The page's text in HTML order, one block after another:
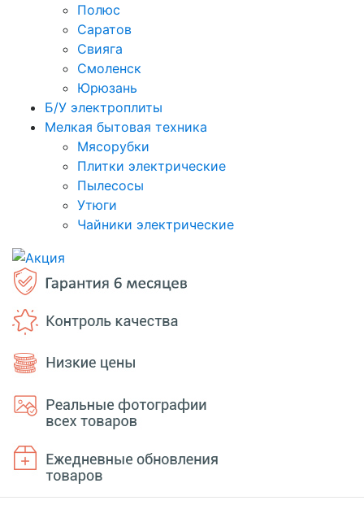
Полюс
Саратов
Свияга
Смоленск
Юрюзань
Б/У электроплиты
Мелкая бытовая техника
Мясорубки
Плитки электрические
Пылесосы
Утюги
Чайники электрические